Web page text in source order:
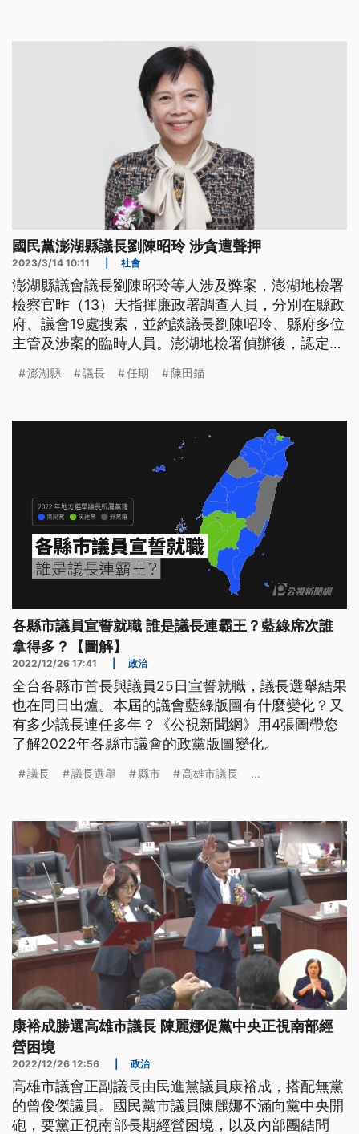
國民黨澎湖縣議長劉陳昭玲 涉貪遭聲押
2023/3/14 10:11 社會
澎湖縣議會議長劉陳昭玲等人涉及弊案，澎湖地檢署
檢察官昨（13）天指揮廉政署調查人員，分別在縣政
府、議會19處搜索，並約談議長劉陳昭玲、縣府多位
主管及涉案的臨時人員。澎湖地檢署偵辦後，認定被
條例罪嫌重大，且所犯為死刑、無期徒刑或最輕本刑
亡、湮滅、偽造、變造證據或勾串共犯或證人之虞，
因此向法院聲請羈押禁見，賴姓男
澎湖縣 議長 任期 陳田錨
各縣市議員宣誓就職 誰是議長連霸王？藍綠席次誰
拿得多？【圖解】
2022/12/26 17:41 政治
全台各縣市首長與議員25日宣誓就職，議長選舉結果
也在同日出爐。本屆的議會藍綠版圖有什麼變化？又
有多少議長連任多年？《公視新聞網》用4張圖帶您
了解2022年各縣市議會的政黨版圖變化。
議長 議長選舉 縣市 高雄市議長 ...
康裕成勝選高雄市議長 陳麗娜促黨中央正視南部經
營困境
2022/12/26 12:56 政治
高雄市議會正副議長由民進黨議員康裕成，搭配無黨
的曾俊傑議員。國民黨市議員陳麗娜不滿向黨中央開
砲，要黨正視南部長期經營困境，以及內部團結問